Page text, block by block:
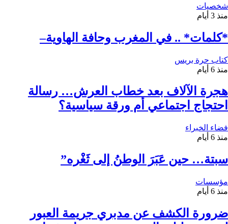
شخصيات
منذ 3 أيام
*كلمات* .. في المغرب وحافة الهاوية–
كتاب حرة بريس
منذ 6 أيام
هجرة الآلاف بعد خطاب العرش… رسالة
احتجاج اجتماعي أم ورقة سياسية؟
فضاء الخبراء
منذ 6 أيام
سبتة… حين عَبَرَ الوطنُ إلى ثَغْره”
مؤسسات
منذ 6 أيام
ضرورة الكشف عن مدبري جريمة العبور